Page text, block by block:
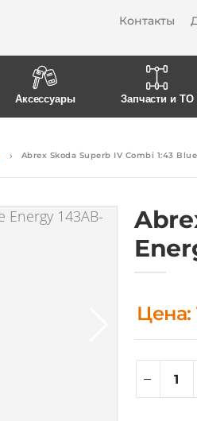
Контакты
Аксессуары Запчасти и ТО
Abrex Skoda Superb IV Combi 1:43
Цена: